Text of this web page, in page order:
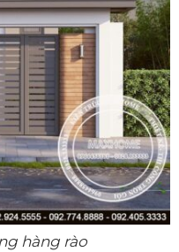
hàng rào